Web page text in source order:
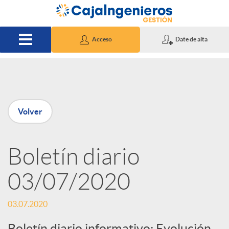
Saltar al contenido principal
Acceso Date de alta
P
u
b
l
Volver
Boletín diario
03/07/2020
03.07.2020